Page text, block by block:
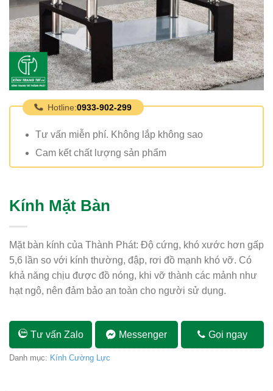
Hotline:0933-902-299
Tư vấn miễn phí. Không lắp không sao
Cam kết chất lượng sản phẩm
Kính Mặt Bàn
Mặt bàn kính của Thành Phát: Độ cứng, khó xước hơn gấp
5,6 lần so với kính thường, đập, rơi đồ mạnh khó vỡ. Có
khả năng chịu được đồ nóng, khi vỡ thành các mảnh như
hạt ngô, nên đảm bảo an toàn cho người sử dụng.
Tư vấn Zalo Messenger Gọi ngay
Danh mục: Kính Cường Lực